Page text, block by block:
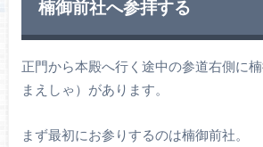
楠御前社へ参拝する
正門から本殿へ行く途中の参道右側に
まえしゃ）があります。
まず最初にお参りするのは楠御前社。